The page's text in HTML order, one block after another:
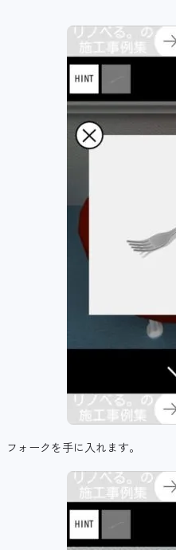
フォークを手に入れます。